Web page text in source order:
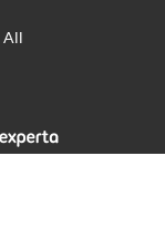
All